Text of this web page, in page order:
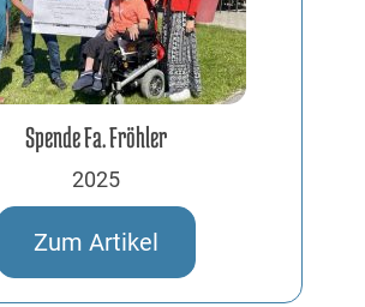
Spende Fa. Fröhler
2025
Zum Artikel